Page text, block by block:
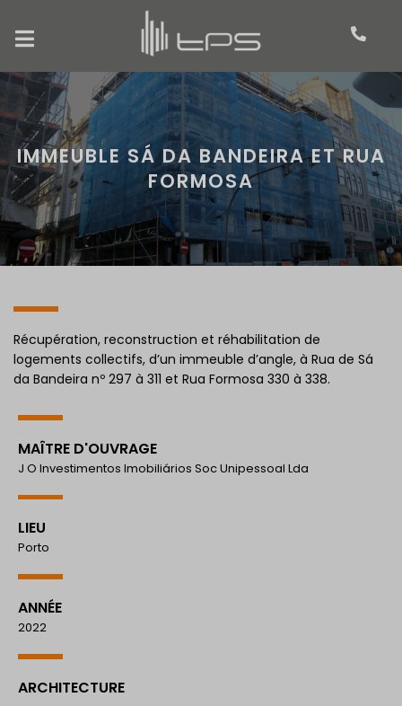
IMMEUBLE SÁ DA BANDEIRA ET RUA
FORMOSA
Récupération, reconstruction et réhabilitation de
logements collectifs, d’un immeuble d’angle, à Rua de Sá
da Bandeira nº 297 à 311 et Rua Formosa 330 à 338.
MAÎTRE D'OUVRAGE
J O Investimentos Imobiliários Soc Unipessoal Lda
LIEU
Porto
ANNÉE
2022
ARCHITECTURE